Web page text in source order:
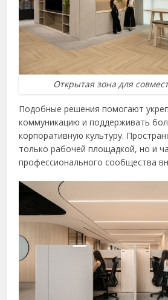
Открытая зона для
Подобные решения помогают
коммуникацию и поддерживать
корпоративную культуру.
только рабочей площадкой, но и
профессионального сообщества